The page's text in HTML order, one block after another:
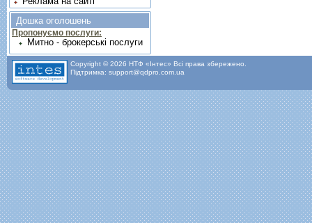
Дошка оголошень
Пропонуємо послуги:
Митно - брокерські послуги
Copyright © 2026 НТФ «Інтес» Всі права збережено.
Підтримка: support@qdpro.com.ua